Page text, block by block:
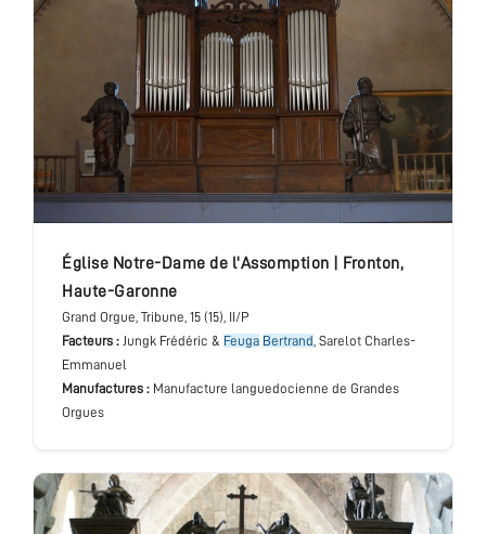
église Notre-Dame de l'Assomption Fronton,
Haute-Garonne
Grand Orgue, Tribune, 15 (15), II/P
Facteurs : Jungk Frédéric & Feuga Bertrand, Sarelot Charles-
Emmanuel
Manufactures : Manufacture languedocienne de Grandes
Orgues